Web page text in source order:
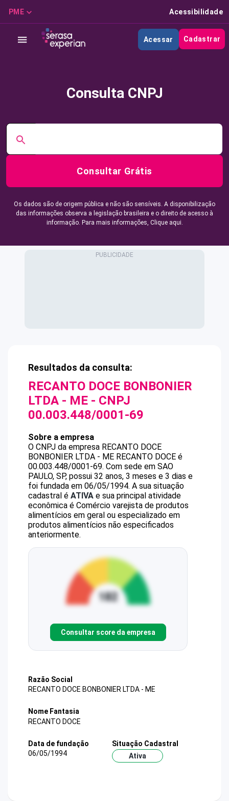
PME Acessibilidade
Acessar Cadastrar
Consulta CNPJ
Consultar Grátis
Os dados são de origem pública e não são sensíveis. A disponibilização
das informações observa a legislação brasileira e o direito de acesso à
informação. Para mais informações, Clique aqui.
Resultados da consulta:
RECANTO DOCE BONBONIER
LTDA - ME - CNPJ
00.003.448/0001-69
Sobre a empresa
O CNPJ da empresa RECANTO DOCE
BONBONIER LTDA - ME RECANTO DOCE é
00.003.448/0001-69. Com sede em SAO
PAULO, SP, possui 32 anos, 3 meses e 3 dias e
foi fundada em 06/05/1994. A sua situação
cadastral é ATIVA e sua principal atividade
econômica é Comércio varejista de produtos
alimentícios em geral ou especializado em
produtos alimentícios não especificados
anteriormente.
Consultar score da empresa
Razão Social
RECANTO DOCE BONBONIER LTDA - ME
Nome Fantasia
RECANTO DOCE
Data de fundação
06/05/1994
Situação Cadastral
Ativa